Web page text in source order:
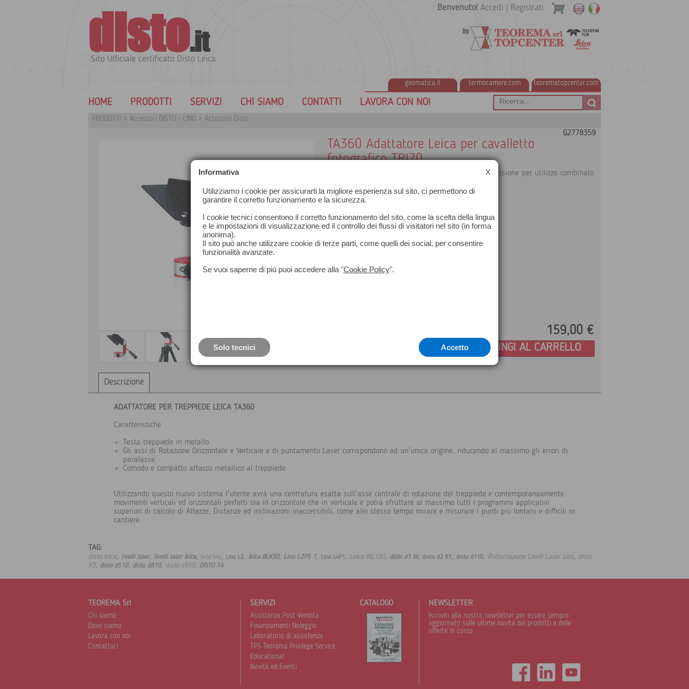
disto.it
Sito Ufficiale certificato Disto Leica
geomatica.it termocamere.com teorematopcenter.com
Benvenuto! Accedi Registrati
HOME PRODOTTI SERVIZI CHI SIAMO CONTATTI LAVORA CON NOI
PRODOTTI > Accessori DISTO - LINO > Accessori Disto
G2778359
TA360 Adattatore Leica per cavalletto
fotografico TRI70
Ideale per calcoli di altezze inaccessibili di alta precisione per utilizzo combinato
compatibile con D3/D3a/D3a BT/D5/D8
- Adattatore
- Braccio per movimento
- Istruzioni
159,00 €
AGGIUNGI AL CARRELLO
Descrizione
ADATTATORE PER TREPPIEDE LEICA TA360
Caratteristiche
Testa treppiede in metallo
Gli assi di Rotazione Orizzontale e Verticale e di puntamento Laser corrispondono ad un'unica origine, riducendo al massimo gli errori di
paralasse
Comodo e compatto attacco metallico al treppiede
Utilizzando questo nuovo sistema l'utente avrà una centratura esatta sull'asse centrale di rotazione del treppiede e contemporaneamente
movimenti verticali ed orizzontali perfetti sia in orizzontale che in verticale e potrà sfruttare al massimo tutti i programmi applicativi
superiori di calcolo di Altezze, Distanze ed inclinazioni inaccessibili, come allo stesso tempo mirare e misurare i punti più lontani e difficili in
cantiere.
TAG:
disto leica, livelli laser, livelli laser leica, leica lino, Lino L2, leica BLK3D, Lino L2P5 1, Lino L4P1 , Leica ML180, disto d1 bt, disto d2 BT, disto d110, Rottamazione Livelli Laser Lino, disto
X3, disto d510, disto d810, disto s910, DISTO X4.
TEOREMA Srl
Chi siamo
Dove siamo
Lavora con noi
Contattaci
SERVIZI
Assistenza Post Vendita
Finanziamenti Noleggio
Laboratorio di assistenza
TPS Teorema Privilege Service
Educational
Novità ed Eventi
CATALOGO NEWSLETTER
Iscriviti alla nostra newsletter per essere sempre
aggiornato sulle ultime novità dei prodotti e delle
offerte in corso
Informativa X
Utilizziamo i cookie per assicurarti la migliore esperienza sul sito, ci permettono di
garantire il corretto funzionamento e la sicurezza.
I cookie tecnici consentono il corretto funzionamento del sito, come la scelta della lingua
e le impostazioni di visualizzazione ed il controllo dei flussi di visitatori nel sito (in forma
anonima).
Il sito può anche utilizzare cookie di terze parti, come quelli dei social, per consentire
funzionalità avanzate.
Se vuoi saperne di più puoi accedere alla "Cookie Policy".
Solo tecnici Accetto